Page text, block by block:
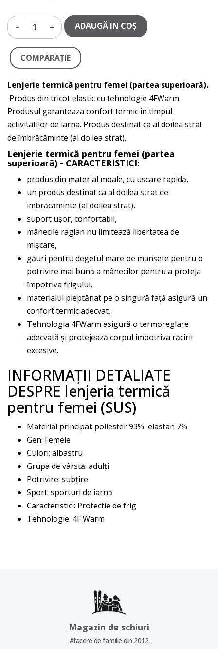
1 ADAUGĂ IN COŞ
COMPARAŢIE
Lenjerie termică pentru femei (partea superioară).
Produs din tricot elastic cu tehnologie 4FWarm.
Produsul garanteaza confort termic in timpul
activitatilor de iarna. Produs destinat ca al doilea strat
de îmbrăcăminte (al doilea strat).
Lenjerie termică pentru femei (partea
superioară) - CARACTERISTICI:
produs din material moale, cu uscare rapidă,
un produs destinat ca al doilea strat de
îmbrăcăminte (al doilea strat),
suport ușor, confortabil,
mânecile raglan nu limitează libertatea de
mișcare,
găuri pentru degetul mare pe manșete pentru o
potrivire mai bună a mânecilor pentru a proteja
împotriva frigului,
materialul pieptănat pe o singură față asigură un
confort termic adecvat,
Tehnologia 4FWarm asigură o termoreglare
adecvată și protejează corpul împotriva răcirii
excesive.
INFORMAȚII DETALIATE
DESPRE lenjeria termică
pentru femei (SUS)
Material principal: poliester 93%, elastan 7%
Gen: Femeie
Culori: albastru
Grupa de vârstă: adulți
Potrivire: subțire
Sport: sporturi de iarnă
Caracteristici: Protectie de frig
Tehnologie: 4F Warm
Magazin de schiuri
Afacere de familie din 2012